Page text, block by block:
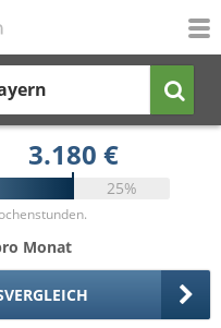
3.180 €
25%
Monat